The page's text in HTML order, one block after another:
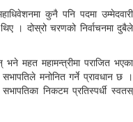
कुनै पनि पदमा उम्मेदवारी
। दोस्रो चरणको निर्वाचनमा दुबैले
भने महत महामन्त्रीमा पराजित भएका
मनोनित गर्ने प्रावधान छ ।
निकटम प्रतिस्पर्धी स्वतस्